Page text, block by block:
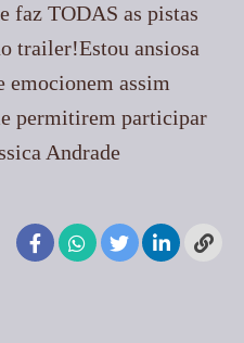
faz TODAS as pistas
trailer!Estou ansiosa
emocionem assim
permitirem participar
Andrade